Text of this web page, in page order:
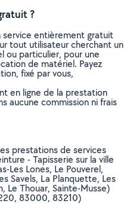
?
service entièrement gratuit
tout utilisateur cherchant un
ou particulier, pour une
de matériel. Payez
fixé par vous,
en ligne de la prestation
aucune commission ni frais
prestations de services
- Tapisserie sur la ville
Les Lones, Le Pouverel,
Savels, La Planquette, Les
Le Thouar, Sainte-Musse)
83000, 83210)